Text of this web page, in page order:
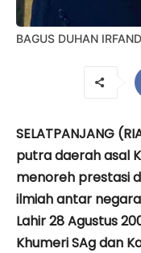
BAGUS DUHAN
SELATPANJANG
putra daerah asal
menoreh prestasi
ilmiah antar
Lahir 28 Agustus
Khumeri SAg dan